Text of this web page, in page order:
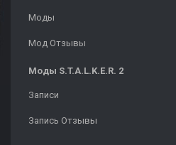
Моды
Мод Отзывы
Моды S.T.A.L.K.E.R. 2
Записи
Запись Отзывы